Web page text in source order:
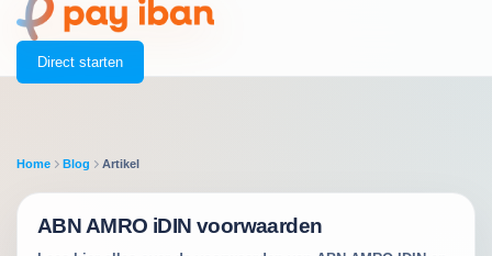
Direct starten
Home Blog Artikel
ABN AMRO iDIN voorwaarden